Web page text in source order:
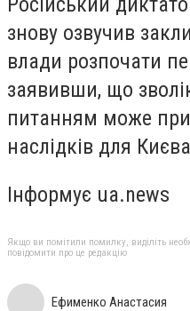
знову озвучив
влади розпочати
заявивши, що
питанням може
наслідків для
Інформує ua.news
Якщо ви помітили помилку, виділіть
повідомити про це редакцію
Ефименко Анастасия